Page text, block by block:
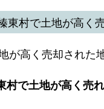
東村で土地が高く
が高く売却された
村で土地が高く売